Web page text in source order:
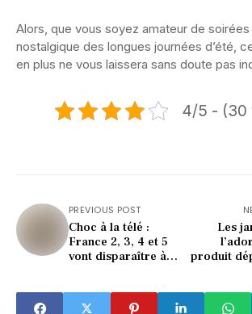
Alors, que vous soyez amateur de soirées
nostalgique des longues journées d’été,
en plus ne vous laissera sans doute pas
4/5 - (30
PREVIOUS POST
Choc à la télé :
France 2, 3, 4 et 5
vont disparaître à
Les
produit